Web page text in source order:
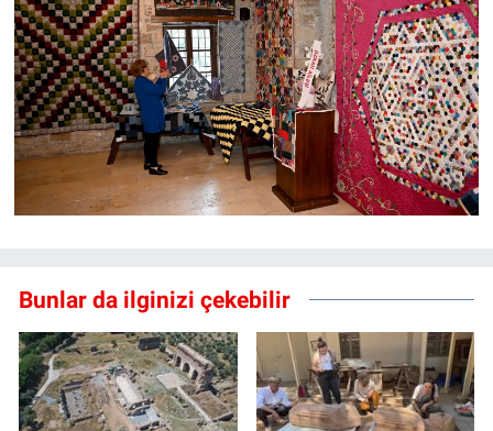
Bunlar da ilginizi çekebilir